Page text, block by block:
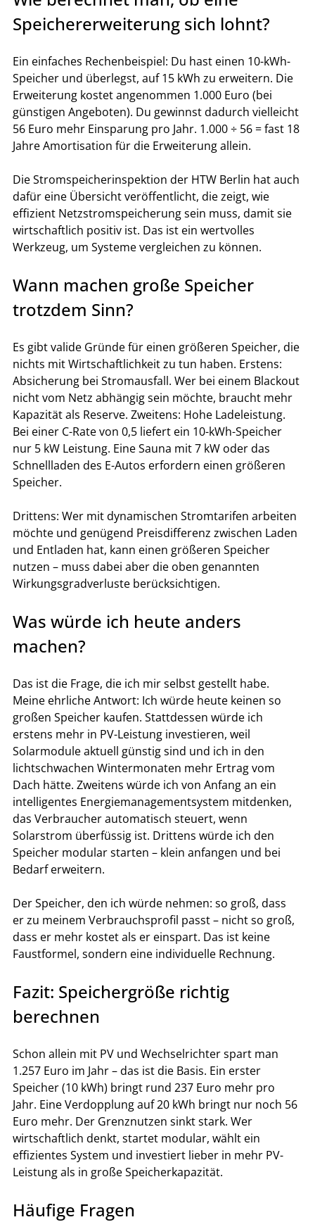
Speichererweiterung sich lohnt?
Ein einfaches Rechenbeispiel: Du hast einen 10-kWh-
Speicher und überlegst, auf 15 kWh zu erweitern. Die
Erweiterung kostet angenommen 1.000 Euro (bei
günstigen Angeboten). Du gewinnst dadurch vielleicht
56 Euro mehr Einsparung pro Jahr. 1.000 ÷ 56 = fast 18
Jahre Amortisation für die Erweiterung allein.
Die Stromspeicherinspektion der HTW Berlin hat auch
dafür eine Übersicht veröffentlicht, die zeigt, wie
effizient Netzstromspeicherung sein muss, damit sie
wirtschaftlich positiv ist. Das ist ein wertvolles
Werkzeug, um Systeme vergleichen zu können.
Wann machen große Speicher
trotzdem Sinn?
Es gibt valide Gründe für einen größeren Speicher, die
nichts mit Wirtschaftlichkeit zu tun haben. Erstens:
Absicherung bei Stromausfall. Wer bei einem Blackout
nicht vom Netz abhängig sein möchte, braucht mehr
Kapazität als Reserve. Zweitens: Hohe Ladeleistung.
Bei einer C-Rate von 0,5 liefert ein 10-kWh-Speicher
nur 5 kW Leistung. Eine Sauna mit 7 kW oder das
Schnellladen des E-Autos erfordern einen größeren
Speicher.
Drittens: Wer mit dynamischen Stromtarifen arbeiten
möchte und genügend Preisdifferenz zwischen Laden
und Entladen hat, kann einen größeren Speicher
nutzen – muss dabei aber die oben genannten
Wirkungsgradverluste berücksichtigen.
Was würde ich heute anders
machen?
Das ist die Frage, die ich mir selbst gestellt habe.
Meine ehrliche Antwort: Ich würde heute keinen so
großen Speicher kaufen. Stattdessen würde ich
erstens mehr in PV-Leistung investieren, weil
Solarmodule aktuell günstig sind und ich in den
lichtschwachen Wintermonaten mehr Ertrag vom
Dach hätte. Zweitens würde ich von Anfang an ein
intelligentes Energiemanagementsystem mitdenken,
das Verbraucher automatisch steuert, wenn
Solarstrom überfüssig ist. Drittens würde ich den
Speicher modular starten – klein anfangen und bei
Bedarf erweitern.
Der Speicher, den ich würde nehmen: so groß, dass
er zu meinem Verbrauchsprofil passt – nicht so groß,
dass er mehr kostet als er einspart. Das ist keine
Faustformel, sondern eine individuelle Rechnung.
Fazit: Speichergröße richtig
berechnen
Schon allein mit PV und Wechselrichter spart man
1.257 Euro im Jahr – das ist die Basis. Ein erster
Speicher (10 kWh) bringt rund 237 Euro mehr pro
Jahr. Eine Verdopplung auf 20 kWh bringt nur noch 56
Euro mehr. Der Grenznutzen sinkt stark. Wer
wirtschaftlich denkt, startet modular, wählt ein
effizientes System und investiert lieber in mehr PV-
Leistung als in große Speicherkapazität.
Häufige Fragen